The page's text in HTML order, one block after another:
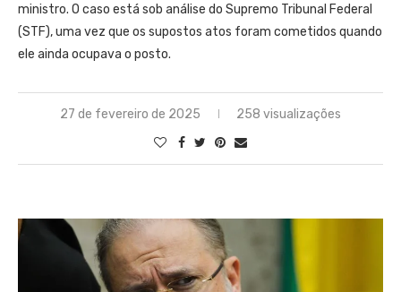
ministro. O caso está sob análise do Supremo Tribunal Federal
(STF), uma vez que os supostos atos foram cometidos quando
ele ainda ocupava o posto.
27 de fevereiro de 2025 258 visualizações